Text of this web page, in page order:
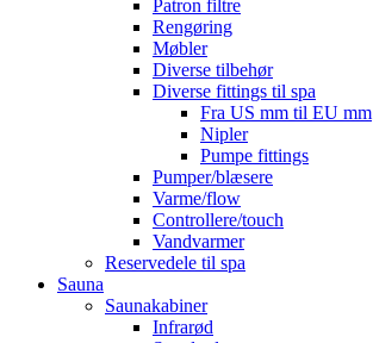
Patron filtre
Rengøring
Møbler
Diverse tilbehør
Diverse fittings til spa
Fra US mm til EU mm
Nipler
Pumpe fittings
Pumper/blæsere
Varme/flow
Controllere/touch
Vandvarmer
Reservedele til spa
Sauna
Saunakabiner
Infrarød